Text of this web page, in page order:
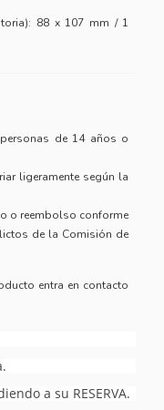
88 x 107 mm / 1
de 14 años o
ligeramente según la
o reembolso conforme
de la Comisión de
entra en contacto
a su RESERVA.